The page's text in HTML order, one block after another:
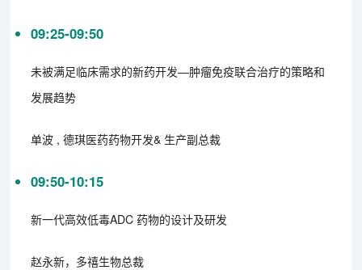
09:25-09:50
未被满足临床需求的新药开发—肿瘤免疫联合治疗的策略和
发展趋势
单波 , 德琪医药药物开发& 生产副总裁
09:50-10:15
新一代高效低毒ADC 药物的设计及研发
赵永新，多禧生物总裁